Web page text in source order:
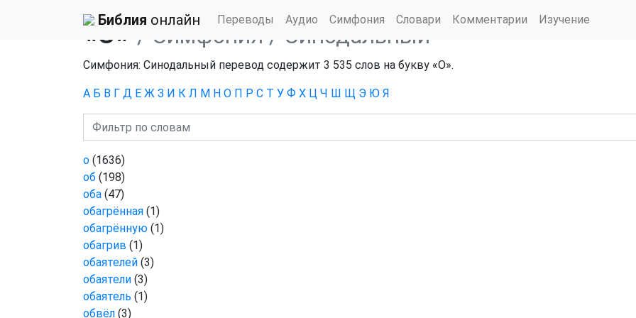
Библия онлайн Переводы Аудио Симфония Словари Комментарии Изучение
«О»/ Симфония / Синодальный
Симфония: Синодальный перевод содержит 3 535 слов на букву «О».
А Б В Г Д Е Ж З И К Л М Н О П Р С Т У Ф Х Ц Ч Ш Щ Э Ю Я
о (1636)
об (198)
оба (47)
обагрённая (1)
обагрённую (1)
обагрив (1)
обаятелей (3)
обаятели (3)
обаятель (1)
обвёл (3)